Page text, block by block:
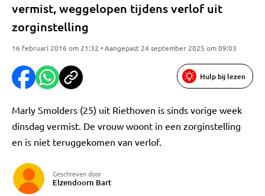
vermist, weggelopen tijdens verlof uit
zorginstelling
16 februari 2016 om 21:32 • Aangepast 24 september 2025 om 09:03
Hulp bij lezen
Marly Smolders (25) uit Riethoven is sinds vorige week
dinsdag vermist. De vrouw woont in een zorginstelling
en is niet teruggekomen van verlof.
Geschreven door
Elzendoorn Bart